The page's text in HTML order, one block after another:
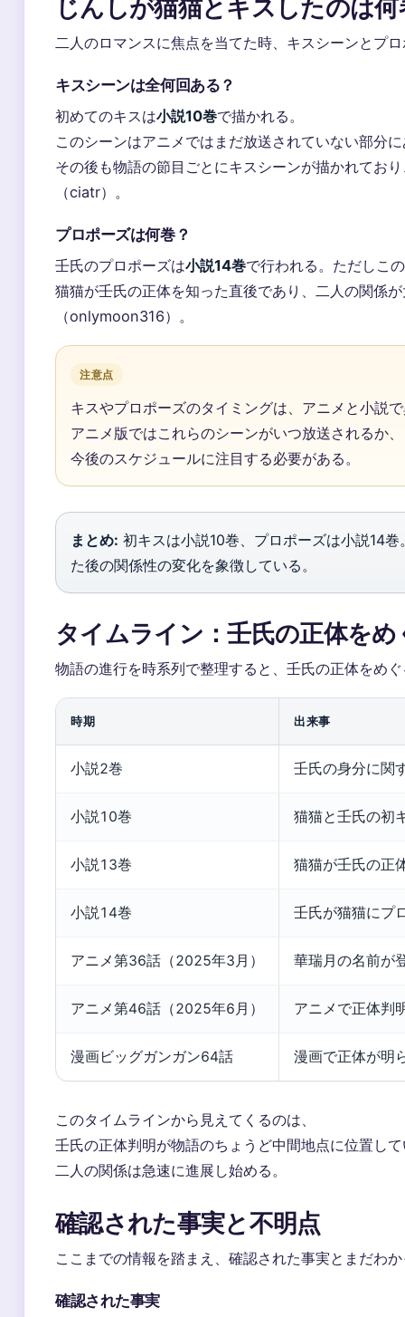
二人のロマンスに焦点を当てた時、キスシーンとプ
キスシーンは全何回ある？
初めてのキスは小説10巻で描かれる。
このシーンはアニメではまだ放送されていない部分
その後も物語の節目ごとにキスシーンが描かれてお
（ciatr）。
プロポーズは何巻？
壬氏のプロポーズは小説14巻で行われる。ただしこ
猫猫が壬氏の正体を知った直後であり、二人の関係
（onlymoon316）。
注意点
キスやプロポーズのタイミングは、アニメと小説
アニメ版ではこれらのシーンがいつ放送されるか、
今後のスケジュールに注目する必要がある。
まとめ: 初キスは小説10巻、プロポーズは小説14
た後の関係性の変化を象徴している。
タイムライン：壬氏の正体を
物語の進行を時系列で整理すると、壬氏の正体をめ
時期 出来事
小説2巻 壬氏の身分に関
小説10巻 猫猫と壬氏の初
小説13巻 猫猫が壬氏の正
小説14巻 壬氏が猫猫にプ
アニメ第36話（2025年3月） 華瑞月の名前が
アニメ第46話（2025年6月） アニメで正体判
漫画ビッグガンガン64話 漫画で正体が明
このタイムラインから見えてくるのは、
壬氏の正体判明が物語のちょうど中間地点に位置し
二人の関係は急速に進展し始める。
確認された事実と不明点
ここまでの情報を踏まえ、確認された事実とまだわ
確認された事実